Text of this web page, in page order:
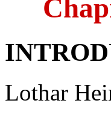
Lothar